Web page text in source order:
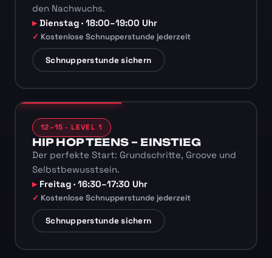
den Nachwuchs.
Dienstag · 18:00–19:00 Uhr
Kostenlose Schnupperstunde jederzeit
Schnupperstunde sichern
12–15 · LEVEL 1
HIP HOP TEENS – EINSTIEG
Der perfekte Start: Grundschritte, Groove und
Selbstbewusstsein.
Freitag · 16:30–17:30 Uhr
Kostenlose Schnupperstunde jederzeit
Schnupperstunde sichern